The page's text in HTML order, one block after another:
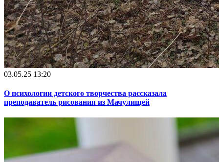
03.05.25 13:20
О психологии детского творчества рассказала
преподаватель рисования из Мачулищей